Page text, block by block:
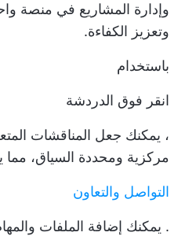
وإدارة المشاريع في منصة
وتعزيز الكفاءة.
باستخدام
انقر فوق الدردشة
، يمكنك جعل المناقشات
مركزية ومحددة السياق، مما
التواصل والتعاون
. يمكنك إضافة الملفات